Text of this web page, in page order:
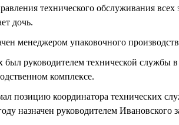
технического обслуживания
дочь.
менеджером упаковочного
был руководителем технической службы
комплексе.
позицию координатора технических
назначен руководителем Ивановского